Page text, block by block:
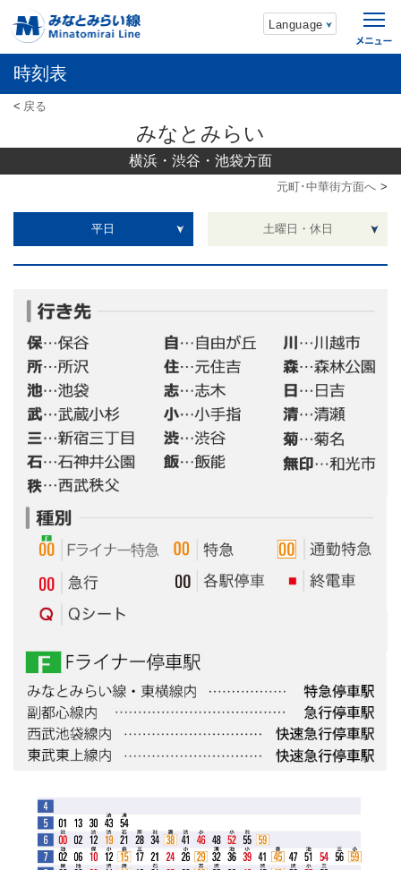
Language
時刻表
戻る
みなとみらい
横浜・渋谷・池袋方面
元町･中華街方面へ
平日 土曜日・休日